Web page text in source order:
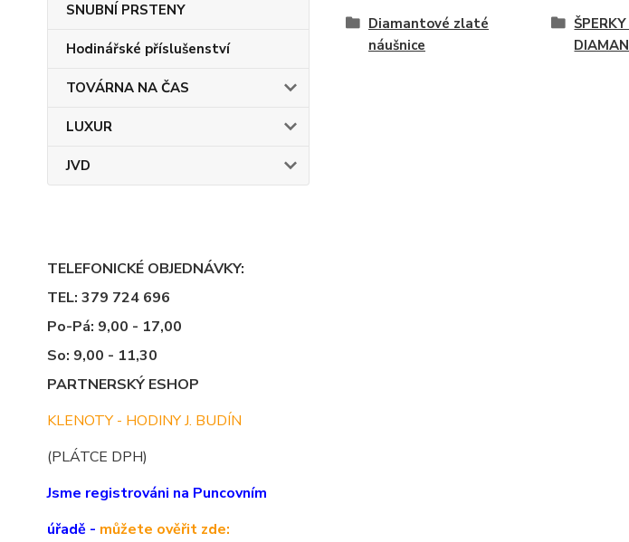
SNUBNÍ PRSTENY
Hodinářské příslušenství
TOVÁRNA NA ČAS
LUXUR
JVD
TELEFONICKÉ OBJEDNÁVKY:
TEL: 379 724 696
Po-Pá: 9,00 - 17,00
So: 9,00 - 11,30
PARTNERSKÝ ESHOP
KLENOTY - HODINY J. BUDÍN
(PLÁTCE DPH)
Jsme registrováni na Puncovním
úřadě - můžete ověřit zde:
Diamantové zlaté
náušnice